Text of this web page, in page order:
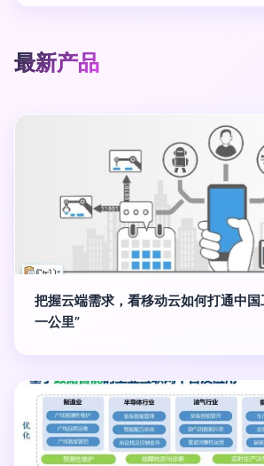
最新产品
把握云端需求，看移动云如何打通中国
一公里”